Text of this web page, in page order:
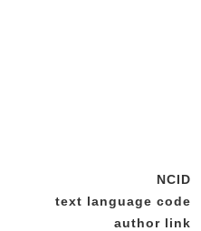
NCID
text language code
author link